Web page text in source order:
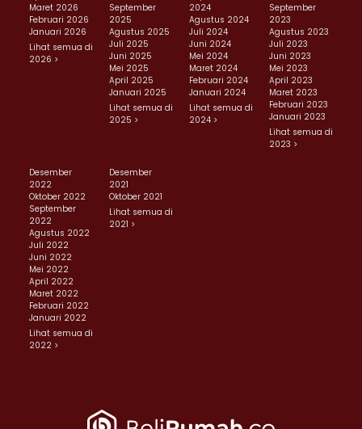
Maret 2026
Februari 2026
Januari 2026
Lihat semua di
2026 >
September
2025
Agustus 2025
Juli 2025
Juni 2025
Mei 2025
April 2025
Januari 2025
Lihat semua di
2025 >
2024
Agustus 2024
Juli 2024
Juni 2024
Mei 2024
Maret 2024
Februari 2024
Januari 2024
Lihat semua di
2024 >
September
2023
Agustus 2023
Juli 2023
Juni 2023
Mei 2023
April 2023
Maret 2023
Februari 2023
Januari 2023
Lihat semua di
2023 >
Desember
2022
Oktober 2022
September
2022
Agustus 2022
Juli 2022
Juni 2022
Mei 2022
April 2022
Maret 2022
Februari 2022
Januari 2022
Lihat semua di
2022 >
Desember
2021
Oktober 2021
Lihat semua di
2021 >